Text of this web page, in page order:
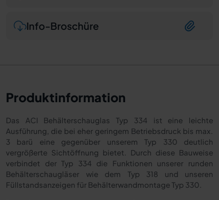
Info-Broschüre
Produktinformation
Das ACI Behälterschauglas Typ 334 ist eine leichte
Ausführung, die bei eher geringem Betriebsdruck bis max.
3 barü eine gegenüber unserem Typ 330 deutlich
vergrößerte Sichtöffnung bietet. Durch diese Bauweise
verbindet der Typ 334 die Funktionen unserer runden
Behälterschaugläser wie dem Typ 318 und unseren
Füllstandsanzeigen für Behälterwandmontage Typ 330.